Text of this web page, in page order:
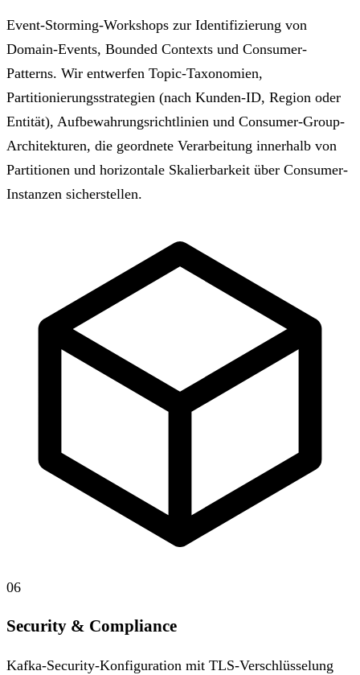
Event-Storming-Workshops zur Identifizierung von
Domain-Events, Bounded Contexts und Consumer-
Patterns. Wir entwerfen Topic-Taxonomien,
Partitionierungsstrategien (nach Kunden-ID, Region oder
Entität), Aufbewahrungsrichtlinien und Consumer-Group-
Architekturen, die geordnete Verarbeitung innerhalb von
Partitionen und horizontale Skalierbarkeit über Consumer-
Instanzen sicherstellen.
06
Security & Compliance
Kafka-Security-Konfiguration mit TLS-Verschlüsselung